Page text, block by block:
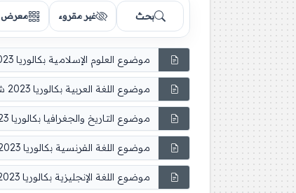
بحث غير مقروء معرض
موضوع العلوم الإسلامية بكالوريا 2023 جميع الشعب
موضوع اللغة العربية بكالوريا 2023 شعب علمية
موضوع التاريخ والجغرافيا بكالوريا 2023 شعب علمية
موضوع اللغة الفرنسية بكالوريا 2023 شعب علمية
موضوع اللغة الإنجليزية بكالوريا 2023 شعب علمية